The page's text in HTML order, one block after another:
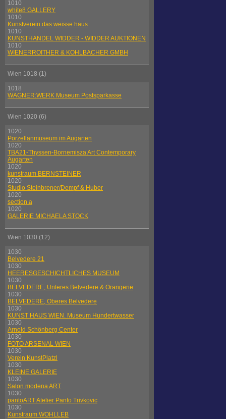
1010
white8 GALLERY
1010
Kunstverein das weisse haus
1010
KUNSTHANDEL WIDDER - WIDDER AUKTIONEN
1010
WIENERROITHER & KOHLBACHER GMBH
Wien 1018 (1)
1018
WAGNER:WERK Museum Postsparkasse
Wien 1020 (6)
1020
Porzellanmuseum im Augarten
1020
TBA21-Thyssen-Bornemisza Art Contemporary
Augarten
1020
kunstraum BERNSTEINER
1020
Studio Steinbrener/Dempf & Huber
1020
section.a
1020
GALERIE MICHAELA STOCK
Wien 1030 (12)
1030
Belvedere 21
1030
HEERESGESCHICHTLICHES MUSEUM
1030
BELVEDERE, Unteres Belvedere & Orangerie
1030
BELVEDERE, Oberes Belvedere
1030
KUNST HAUS WIEN. Museum Hundertwasser
1030
Arnold Schönberg Center
1030
FOTO ARSENAL WIEN
1030
Verein KunstPlatzl
1030
KLEINE GALERIE
1030
Salon modena ART
1030
pantoART Atelier Panto Trivkovic
1030
Kunstraum WOHLLEB